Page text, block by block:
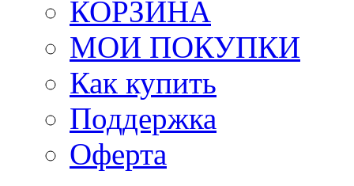
КОРЗИНА
МОИ ПОКУПКИ
Как купить
Поддержка
Оферта